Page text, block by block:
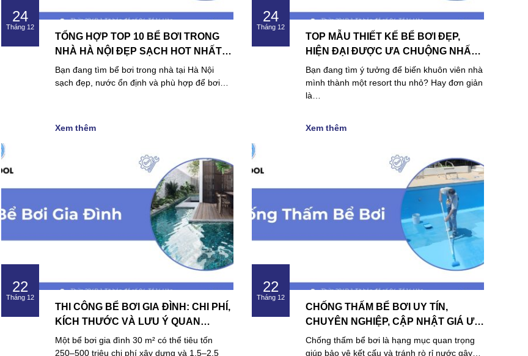
24
Tháng 12
TỔNG HỢP TOP 10 BỂ BƠI TRONG
NHÀ HÀ NỘI ĐẸP SẠCH HOT NHẤT
HIỆN NAY
Bạn đang tìm bể bơi trong nhà tại Hà Nội
sạch đẹp, nước ổn định và phù hợp để bơi…
Xem thêm
24
Tháng 12
TOP MẪU THIẾT KẾ BỂ BƠI ĐẸP,
HIỆN ĐẠI ĐƯỢC ƯA CHUỘNG NHẤT
NĂM 2026
Bạn đang tìm ý tưởng để biến khuôn viên nhà
mình thành một resort thu nhỏ? Hay đơn giản
là…
Xem thêm
22
Tháng 12
THI CÔNG BỂ BƠI GIA ĐÌNH: CHI PHÍ,
KÍCH THƯỚC VÀ LƯU Ý QUAN
TRỌNG
Một bể bơi gia đình 30 m² có thể tiêu tốn
250–500 triệu chi phí xây dựng và 1,5–2,5
22
Tháng 12
CHỐNG THẤM BỂ BƠI UY TÍN,
CHUYÊN NGHIỆP, CẬP NHẬT GIÁ ƯU
ĐÃI MỚI NHẤT
Chống thấm bể bơi là hạng mục quan trọng
giúp bảo vệ kết cấu và tránh rò rỉ nước gây…